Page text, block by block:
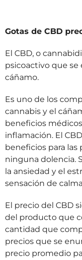
Gotas de CBD
El CBD, o
psicoactivo que se
cáñamo.
Es uno de los
cannabis y el
beneficios
inflamación. El
beneficios para las
ninguna dolencia.
la ansiedad y el
sensación de
El precio del CBD
del producto que
cantidad que
precios que se
precio promedio